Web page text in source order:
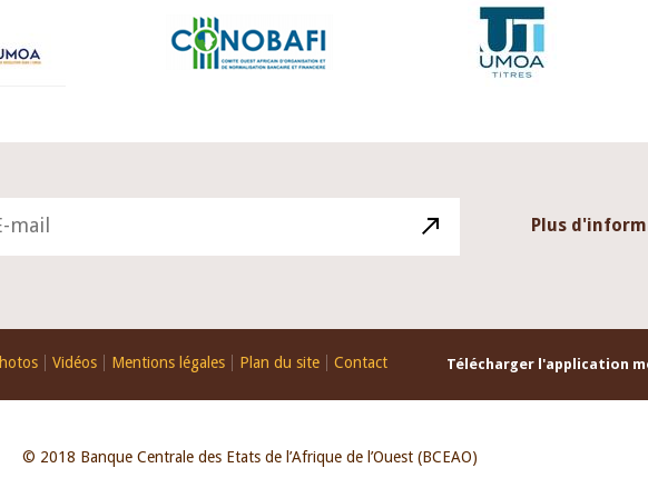
Plus
Vidéos Mentions légales Plan du site Contact Télécharger l'application
© 2018 Banque Centrale des Etats de l’Afrique de l’Ouest (BCEAO)